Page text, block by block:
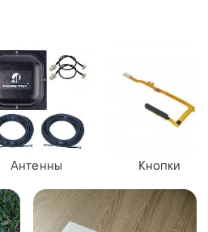
Антенны Кнопки